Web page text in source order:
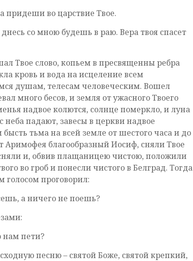
придеши во царствие Твое.
со мною будешь в раю. Вера твоя спасет
Твое слово, копьем в пресвященны ребра
кровь и вода на исцеление всем
душам, телесам человеческим. Вошел
много бесов, и земля от ужасного Твоего
надвое колются, солнце померкло, и луна
неба падают, завесы в церкви надвое
тьма на всей земле от шестого часа и до
благообразный Иосиф, сняли Твое
и, обвив плащаницею чистою, положили
во гроб и понесли чистого в Белград. Тогда
проговорил:
а ничего не поешь?
нам пети?
песню – святой Боже, святой крепкий,